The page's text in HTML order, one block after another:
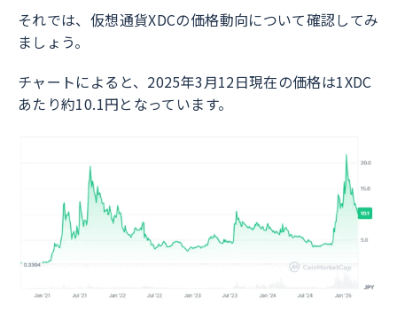
それでは、仮想通貨XDCの価格動向について確認してみ
ましょう。
チャートによると、2025年3月12日現在の価格は1XDC
あたり約10.1円となっています。